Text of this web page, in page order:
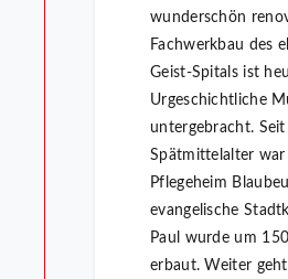
wunderschön
Fachwerkbau des
Geist-Spitals ist
Urgeschichtliche
untergebracht. Seit
Spätmittelalter war
Pflegeheim
evangelische
Paul wurde um
erbaut. Weiter